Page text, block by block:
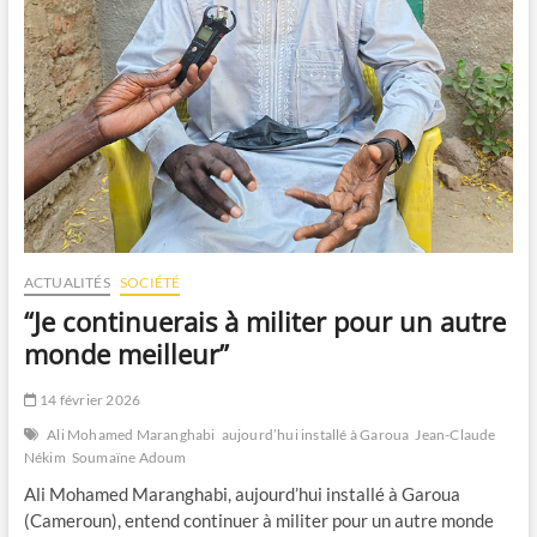
ACTUALITÉS SOCIÉTÉ
“Je continuerais à militer pour un autre
monde meilleur”
14 février 2026
Ali Mohamed Maranghabi aujourd’hui installé à Garoua Jean-Claude
Nékim Soumaïne Adoum
Ali Mohamed Maranghabi, aujourd’hui installé à Garoua
(Cameroun), entend continuer à militer pour un autre monde